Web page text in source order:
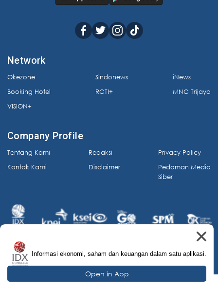
Network
Okezone
Booking Hotel
VISION+
Sindonews
RCTI+
iNews
MNC Trijaya
Company Profile
Tentang Kami
Kontak Kami
Redaksi
Disclaimer
Privacy Policy
Pedoman Media
Siber
© 2026 IDX Channel. All Rights Reserved.
Informasi ekonomi, saham dan keuangan dalam satu aplikasi.
Open in App